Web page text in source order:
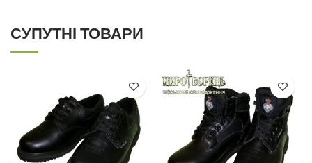
СУПУТНІ ТОВАРИ